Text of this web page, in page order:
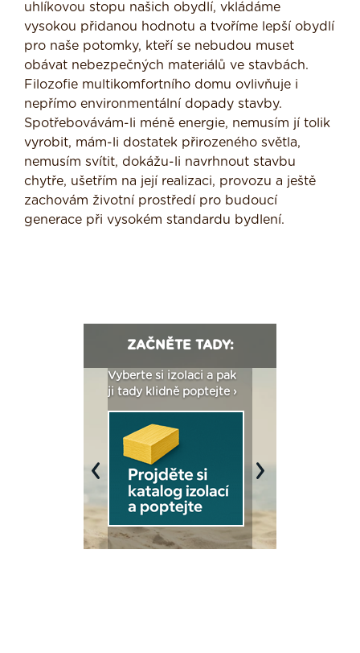
uhlíkovou stopu našich obydlí, vkládáme
vysokou přidanou hodnotu a tvoříme lepší obydlí
pro naše potomky, kteří se nebudou muset
obávat nebezpečných materiálů ve stavbách.
Filozofie multikomfortního domu ovlivňuje i
nepřímo environmentální dopady stavby.
Spotřebovávám-li méně energie, nemusím jí tolik
vyrobit, mám-li dostatek přirozeného světla,
nemusím svítit, dokážu-li navrhnout stavbu
chytře, ušetřím na její realizaci, provozu a ještě
zachovám životní prostředí pro budoucí
generace při vysokém standardu bydlení.
ZAČNĚTE TADY:
Vyberte si izolaci a pak
ji tady klidně poptejte ›
Previous Next